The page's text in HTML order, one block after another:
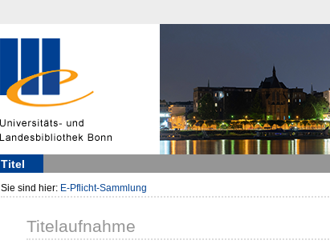
Titel
Sie sind hier: E-Pflicht-Sammlung
Titelaufnahme